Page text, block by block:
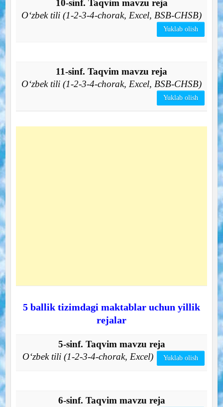
10-sinf. Taqvim mavzu reja
O‘zbek tili (1-2-3-4-chorak, Excel, BSB-CHSB)
Yuklab olish
11-sinf. Taqvim mavzu reja
O‘zbek tili (1-2-3-4-chorak, Excel, BSB-CHSB)
Yuklab olish
5 ballik tizimdagi maktablar uchun yillik
rejalar
5-sinf. Taqvim mavzu reja
O‘zbek tili (1-2-3-4-chorak, Excel)
Yuklab olish
6-sinf. Taqvim mavzu reja